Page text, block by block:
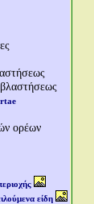
ορέων
είδη